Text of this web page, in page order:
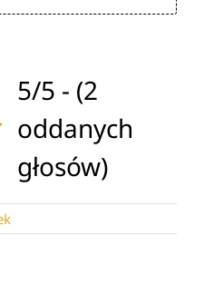
5/5 - (2
oddanych
głosów)